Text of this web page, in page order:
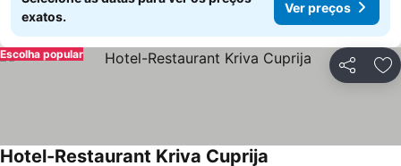
exatos.
Ver preços
Partilhar
Escolha popular
Hotel-Restaurant Kriva Cuprija